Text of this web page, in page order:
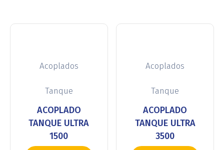
Acoplados
Tanque
ACOPLADO
TANQUE ULTRA
1500
Acoplados
Tanque
ACOPLADO
TANQUE ULTRA
3500